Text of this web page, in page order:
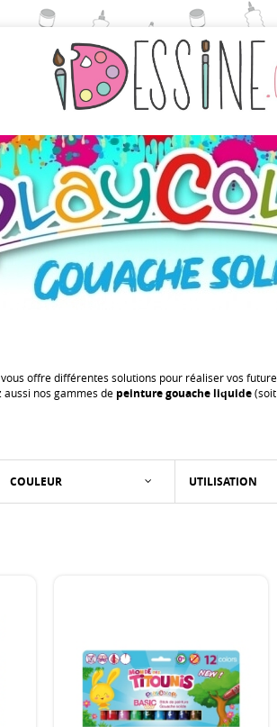
vous offre différentes solutions pour réaliser vos
aussi nos gammes de peinture gouache liquide(soit
COULEUR UTILISATION